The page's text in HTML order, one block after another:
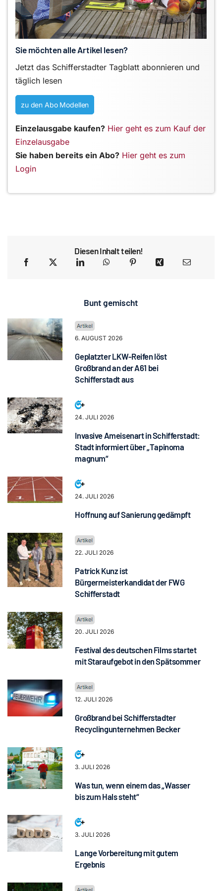
Sie möchten alle Artikel lesen?
Jetzt das Schifferstadter Tagblatt abonnieren und
täglich lesen
zu den Abo Modellen
Einzelausgabe kaufen? Hier geht es zum Kauf der
Einzelausgabe
Sie haben bereits ein Abo? Hier geht es zum
Login
Diesen Inhalt teilen!
Bunt gemischt
6. AUGUST 2026
Geplatzter LKW-Reifen löst
Großbrand an der A61 bei
Schifferstadt aus
24. JULI 2026
Invasive Ameisenart in Schifferstadt:
Stadt informiert über „Tapinoma
magnum“
24. JULI 2026
Hoffnung auf Sanierung gedämpft
22. JULI 2026
Patrick Kunz ist
Bürgermeisterkandidat der FWG
Schifferstadt
20. JULI 2026
Festival des deutschen Films startet
mit Staraufgebot in den Spätsommer
12. JULI 2026
Großbrand bei Schifferstadter
Recyclingunternehmen Becker
3. JULI 2026
Was tun, wenn einem das „Wasser
bis zum Hals steht“
3. JULI 2026
Lange Vorbereitung mit gutem
Ergebnis